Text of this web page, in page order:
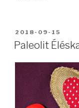
BEKÜLDVE:
2018-09-15
Paleolit